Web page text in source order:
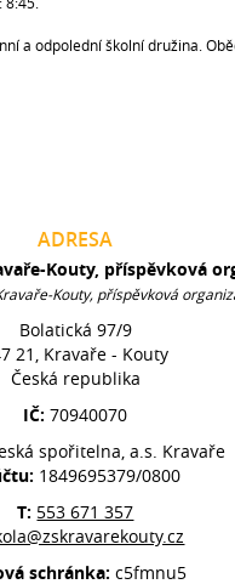
a odpolední školní družina.
ADRESA
Kouty, příspěvková
Kouty, příspěvková
Bolatická 97/9
21, Kravaře - Kouty
Česká republika
IČ:70940070
spořitelna, a.s. Kravaře
1849695379/0800
T: 553 671 357
schránka: c5fmnu5